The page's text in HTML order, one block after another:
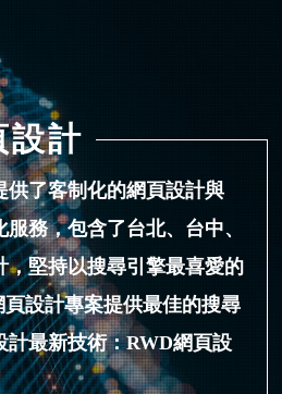
設計
供了客制化的網頁設計與
務，包含了台北、台中、
，堅持以搜尋引擎最喜愛的
頁設計專案提供最佳的搜尋
計最新技術：RWD網頁設